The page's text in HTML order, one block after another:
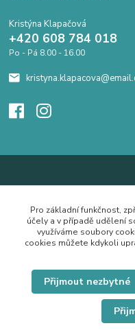
Kristýna Klapačová
+420 608 784 018
Po - Pá 8.00 - 16.00
Pro základní funkčnost,
účely a v případě udělení
využíváme soubory
cookies můžete kdykoli
Přijmout nezbytné